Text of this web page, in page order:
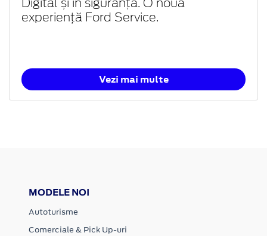
Digital și în siguranță. O nouă
experiență Ford Service.
Vezi mai multe
MODELE NOI
Autoturisme
Comerciale & Pick Up-uri